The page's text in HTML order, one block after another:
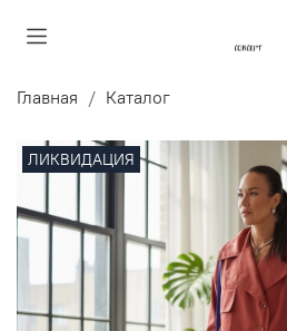
Главная Каталог
ЛИКВИДАЦИЯ